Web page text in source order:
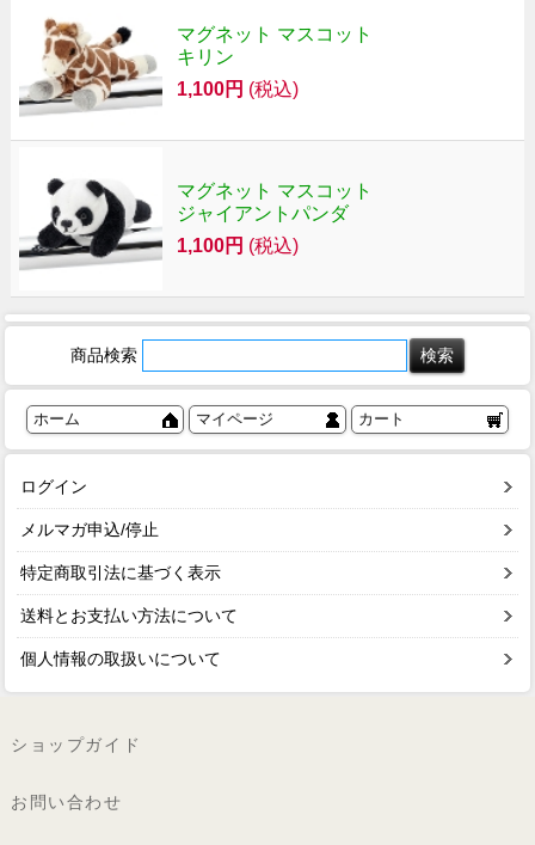
マグネット マスコット
キリン
1,100円 (税込)
マグネット マスコット
ジャイアントパンダ
1,100円 (税込)
商品検索
ホーム マイページ カート
ログイン
メルマガ申込/停止
特定商取引法に基づく表示
送料とお支払い方法について
個人情報の取扱いについて
ショップガイド
お問い合わせ